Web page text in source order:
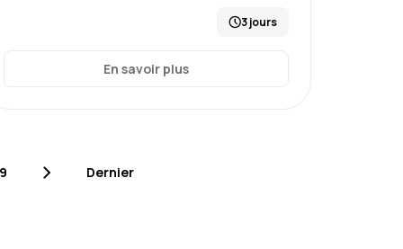
3 jours
En savoir plus
Dernier